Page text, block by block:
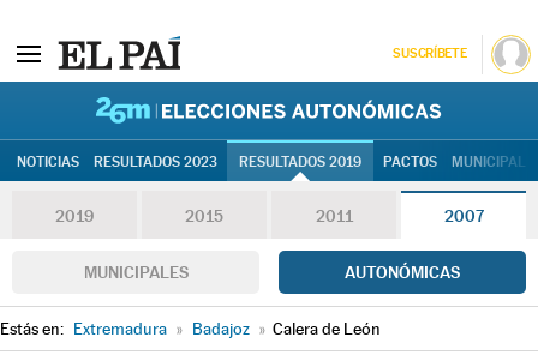
SUSCRÍBETE
NOTICIAS RESULTADOS 2023 RESULTADOS 2019 PACTOS
2019 2015 2011 2007
MUNICIPALES AUTONÓMICAS
Estás en: Extremadura » Badajoz » Calera de León